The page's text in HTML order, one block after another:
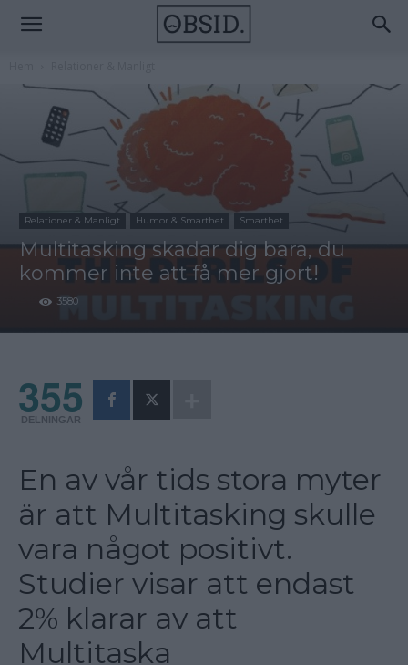
Relationer & Manligt Humor & Smarthet Smarthet
Multitasking skadar dig bara, du
kommer inte att få mer gjort!
3580
355
DELNINGAR
En av vår tids stora myter
är att Multitasking skulle
vara något positivt.
Studier visar att endast
2% klarar av att
Multitaska